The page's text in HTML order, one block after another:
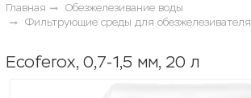
Главная
Обезжелезивание воды
Фильтрующие среды для обезжелезивателя
Ecoferox, 0,7-1,5 мм, 20 л